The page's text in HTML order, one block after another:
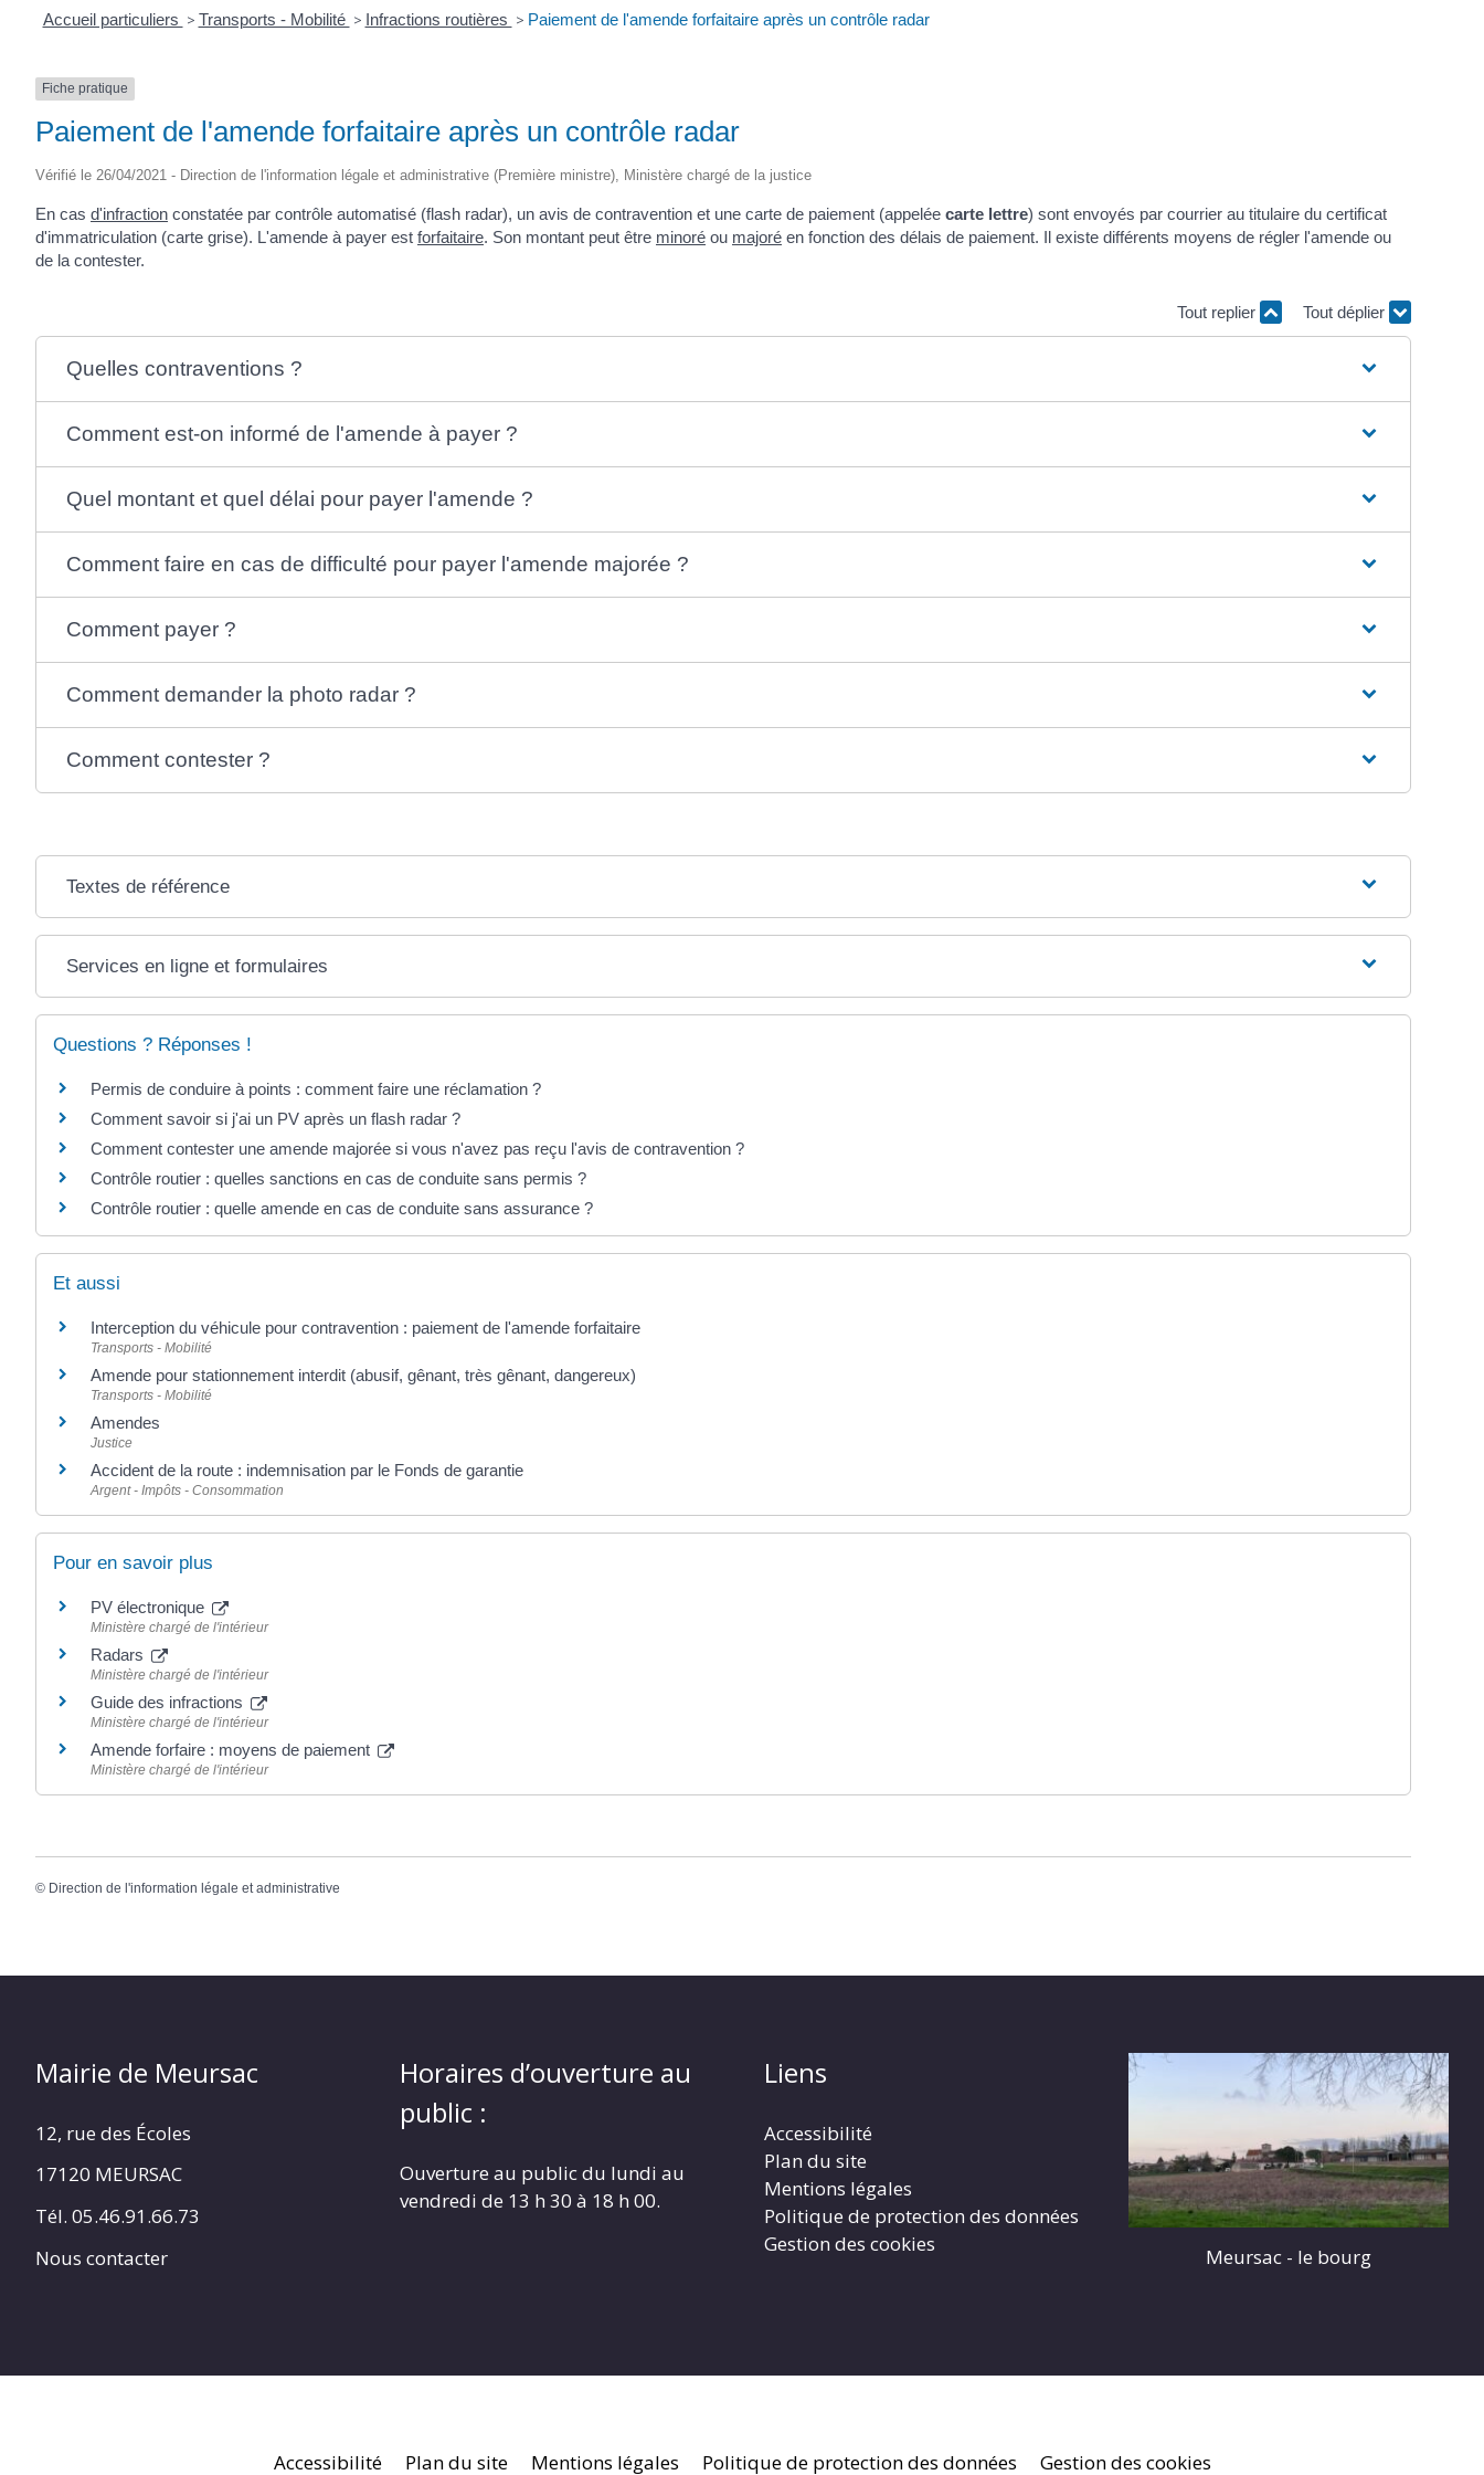
Accueil particuliers > Transports - Mobilité > Infractions routières > Paiement de l'amende forfaitaire après un contrôle radar
Fiche pratique
Paiement de l'amende forfaitaire après un contrôle radar
Vérifié le 26/04/2021 - Direction de l'information légale et administrative (Première ministre), Ministère chargé de la justice
En cas d'infraction constatée par contrôle automatisé (flash radar), un avis de contravention et une carte de paiement (appelée carte lettre) sont envoyés par courrier au titulaire du certificat
d'immatriculation (carte grise). L'amende à payer est forfaitaire. Son montant peut être minoré ou majoré en fonction des délais de paiement. Il existe différents moyens de régler l'amende ou
de la contester.
Tout replier Tout déplier
Quelles contraventions ?
Comment est-on informé de l'amende à payer ?
Quel montant et quel délai pour payer l'amende ?
Comment faire en cas de difficulté pour payer l'amende majorée ?
Comment payer ?
Comment demander la photo radar ?
Comment contester ?
Textes de référence
Services en ligne et formulaires
Questions ? Réponses !
Permis de conduire à points : comment faire une réclamation ?
Comment savoir si j'ai un PV après un flash radar ?
Comment contester une amende majorée si vous n'avez pas reçu l'avis de contravention ?
Contrôle routier : quelles sanctions en cas de conduite sans permis ?
Contrôle routier : quelle amende en cas de conduite sans assurance ?
Et aussi
Interception du véhicule pour contravention : paiement de l'amende forfaitaire
Transports - Mobilité
Amende pour stationnement interdit (abusif, gênant, très gênant, dangereux)
Transports - Mobilité
Amendes
Justice
Accident de la route : indemnisation par le Fonds de garantie
Argent - Impôts - Consommation
Pour en savoir plus
PV électronique
Ministère chargé de l'intérieur
Radars
Ministère chargé de l'intérieur
Guide des infractions
Ministère chargé de l'intérieur
Amende forfaire : moyens de paiement
Ministère chargé de l'intérieur
© Direction de l'information légale et administrative
Mairie de Meursac
12, rue des Écoles
17120 MEURSAC
Tél. 05.46.91.66.73
Nous contacter
Horaires d’ouverture au
public :
Ouverture au public du lundi au
vendredi de 13 h 30 à 18 h 00.
Liens
Accessibilité
Plan du site
Mentions légales
Politique de protection des données
Gestion des cookies
Meursac - le bourg
Accessibilité Plan du site Mentions légales Politique de protection des données Gestion des cookies